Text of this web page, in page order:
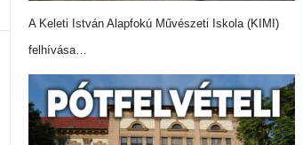
A Keleti István Alapfokú Művészeti Iskola (KIMI)
felhívása…